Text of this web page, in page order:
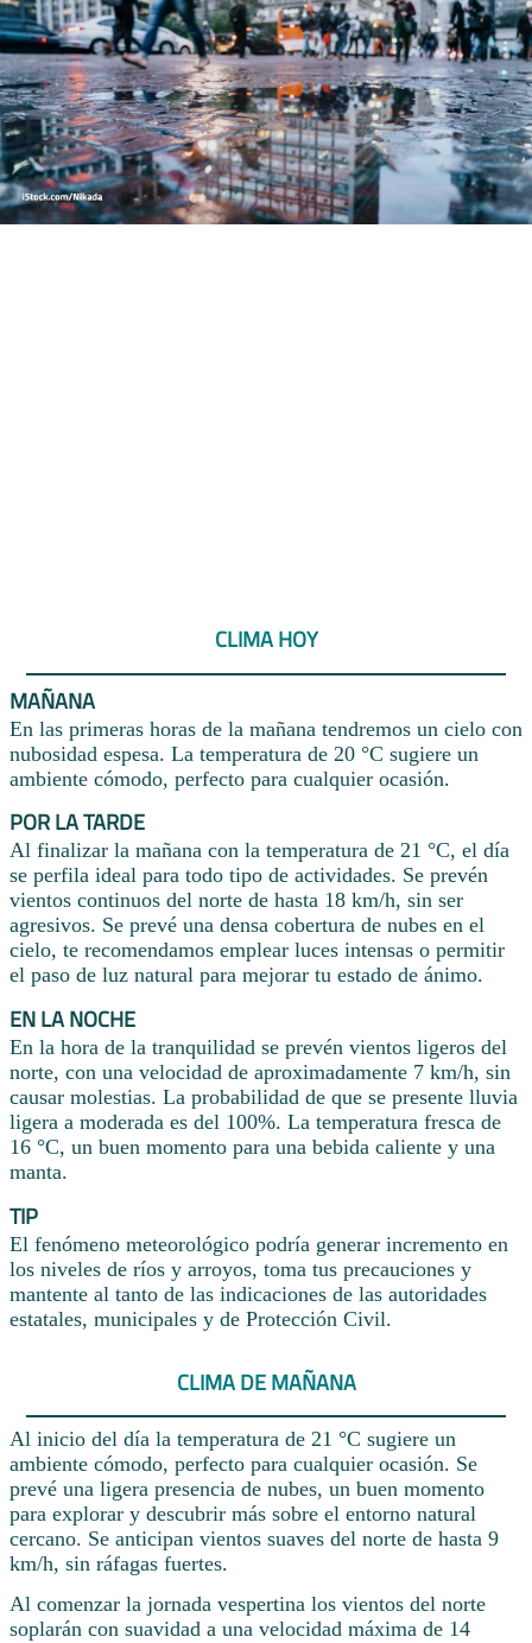
CLIMA HOY
MAÑANA
En las primeras horas de la mañana tendremos un cielo con
nubosidad espesa. La temperatura de 20 °C sugiere un
ambiente cómodo, perfecto para cualquier ocasión.
POR LA TARDE
Al finalizar la mañana con la temperatura de 21 °C, el día
se perfila ideal para todo tipo de actividades. Se prevén
vientos continuos del norte de hasta 18 km/h, sin ser
agresivos. Se prevé una densa cobertura de nubes en el
cielo, te recomendamos emplear luces intensas o permitir
el paso de luz natural para mejorar tu estado de ánimo.
EN LA NOCHE
En la hora de la tranquilidad se prevén vientos ligeros del
norte, con una velocidad de aproximadamente 7 km/h, sin
causar molestias. La probabilidad de que se presente lluvia
ligera a moderada es del 100%. La temperatura fresca de
16 °C, un buen momento para una bebida caliente y una
manta.
TIP
El fenómeno meteorológico podría generar incremento en
los niveles de ríos y arroyos, toma tus precauciones y
mantente al tanto de las indicaciones de las autoridades
estatales, municipales y de Protección Civil.
CLIMA DE MAÑANA
Al inicio del día la temperatura de 21 °C sugiere un
ambiente cómodo, perfecto para cualquier ocasión. Se
prevé una ligera presencia de nubes, un buen momento
para explorar y descubrir más sobre el entorno natural
cercano. Se anticipan vientos suaves del norte de hasta 9
km/h, sin ráfagas fuertes.
Al comenzar la jornada vespertina los vientos del norte
soplarán con suavidad a una velocidad máxima de 14